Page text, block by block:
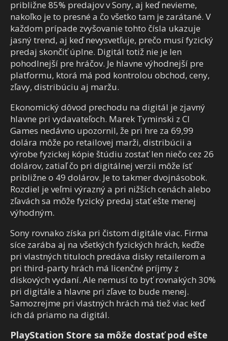
približne 85% predajov v Sony, aj keď nevieme,
nakoľko je to presné a čo všetko tam je zarátané. V
každom prípade zvyšovanie tohto čísla ukazuje
jasný trend, aj keď nevysvetľuje, prečo musí fyzický
predaj skončiť úplne. Digitál totiž nie je len
pohodlnejší pre hráčov. Je hlavne výhodnejší pre
platformu, ktorá má pod kontrolou obchod, ceny,
zľavy, distribúciu aj maržu.
Ekonomický dôvod prechodu na digitál je zjavný
hlavne pri vydavateľoch. Marek Tyminski z CI
Games nedávno upozornil, že pri hre za 69,99
dolára môže po retailovej marži, distribúcii a
výrobe fyzickej kópie štúdiu zostať len niečo cez 26
dolárov, zatiaľ čo pri digitálnej verzii môže ísť
približne o 49 dolárov. Je to takmer dvojnásobok.
Rozdiel je veľmi výrazný a pri nižších cenách alebo
zľavách sa môže fyzický predaj stať ešte menej
výhodným.
Sony rovnako získa pri čistom digitále viac. Firma
síce zarába aj na všetkých fyzických hrách, keďže
pri vlastných tituloch predáva disky retailerom a
pri third-party hrách má licenčné príjmy z
diskových vydaní. Ale nemusí to byť rovnakých 30%
pri digitále a hlavne pri zľave to bude menej.
Samozrejme pri vlastných hrách má tiež viac keď
ich dá priamo na digitál.
PlayStation Store sa môže dostať pod ešte